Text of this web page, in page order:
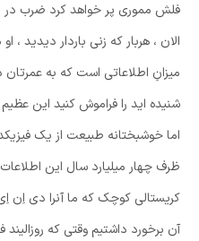
فلش مموری پر خواهد کرد ضرب در
الان ، هربار که زنی باردار دیدید
میزانِ اطلاعاتی است که به
شنیده اید را فراموش کنید این
اما خوشبختانه طبیعت از یک
ظرف چهار میلیارد سال این
آن برخورد داشتیم وقتی که